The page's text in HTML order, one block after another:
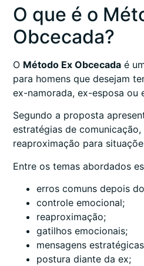
O que é o
Obcecada?
O Método Ex Obcecada é
para homens que desejam
ex-namorada, ex-esposa ou
Segundo a proposta
estratégias de
reaproximação para
Entre os temas abordados
erros comuns depois
controle emocional;
reaproximação;
gatilhos emocionais;
mensagens
postura diante da ex;